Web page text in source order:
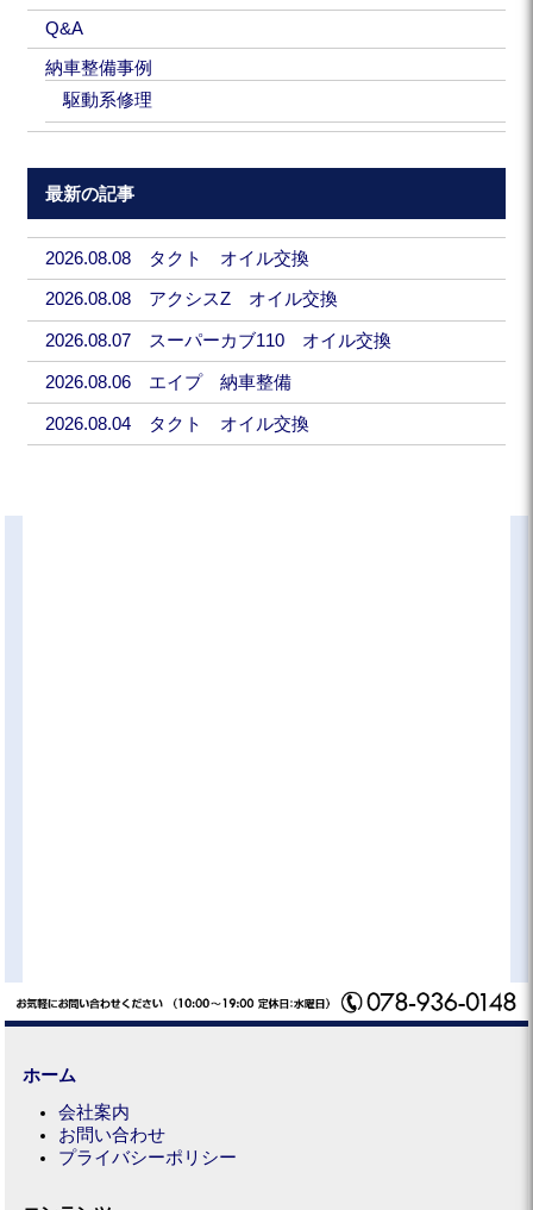
Q&A
納車整備事例
駆動系修理
最新の記事
2026.08.08 タクト オイル交換
2026.08.08 アクシスZ オイル交換
2026.08.07 スーパーカブ110 オイル交換
2026.08.06 エイプ 納車整備
2026.08.04 タクト オイル交換
ホーム
会社案内
お問い合わせ
プライバシーポリシー